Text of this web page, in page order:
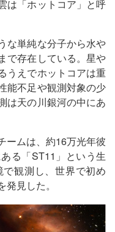
は「ホットコア」と呼
な単純な分子から水や
で存在している。星や
うえでホットコアは重
能不足や観測対象の少
は天の川銀河の中にあ
ームは、約16万光年彼
る「ST11」という生
観測し、世界で初め
見した。